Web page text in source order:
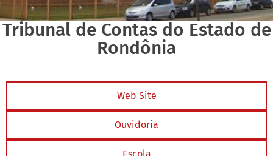
Tribunal de Contas do Estado de
Rondônia
Web Site
Ouvidoria